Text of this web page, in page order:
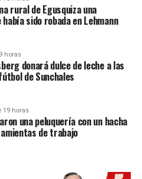
intentar identificar a los
robados.
rural de Egusquiza una
sido robada en Lehmann
horas
donará dulce de leche a las
de Sunchales
19 horas
una peluquería con un hacha
de trabajo